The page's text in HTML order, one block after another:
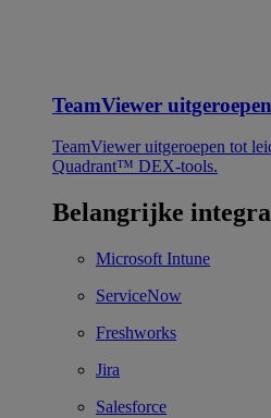
TeamViewer
TeamViewer uitgeroepen tot
Quadrant™ DEX-tools.
Belangrijke
Microsoft Intune
ServiceNow
Freshworks
Jira
Salesforce